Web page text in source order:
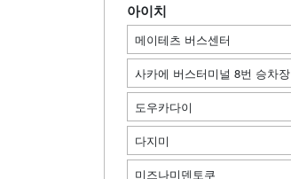
아이치
메이테츠 버스센터
사카에 버스터미널 8번 승차장
도우카다이
다지미
미즈나미덴토쿠